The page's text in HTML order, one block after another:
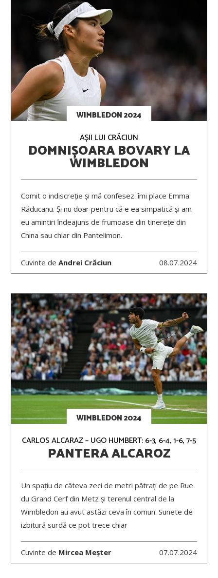
WIMBLEDON 2024
AȘII LUI CRĂCIUN
DOMNIȘOARA BOVARY LA
WIMBLEDON
Comit o indiscreție și mă confesez: îmi place Emma
Răducanu. Și nu doar pentru că e ea simpatică și am
eu amintiri îndeajuns de frumoase din tinerețe din
China sau chiar din Pantelimon.
Cuvinte deAndrei Crăciun 08.07.2024
WIMBLEDON 2024
CARLOS ALCARAZ – UGO HUMBERT: 6-3, 6-4, 1-6, 7-5
PANTERA ALCAROZ
Un spațiu de câteva zeci de metri pătrați de pe Rue
du Grand Cerf din Metz și terenul central de la
Wimbledon au avut astăzi ceva în comun. Sunete de
izbitură surdă ce pot trece chiar
Cuvinte de Mircea Meșter 07.07.2024